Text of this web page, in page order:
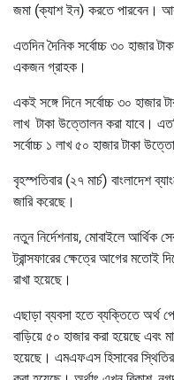
জমা (ক্যাশ ইন) করতে পারবেন। আর
এতদিন দৈনিক সর্বোচ্চ ৩০ হাজার
একজন গ্রাহক।
একই সঙ্গে দিনে সর্বোচ্চ ৩০
লাখ টাকা উত্তোলন করা যাবে।
সর্বোচ্চ ১ লাখ ৫০ হাজার টাকা
বৃহস্পতিবার (২৭ মার্চ) বাংলাদেশ
জারি করেছে।
নতুন নির্দেশনায়, মোবাইলে আর্থিক
ট্রান্সফারের ক্ষেত্রে আগের মতোই
রাখা হয়েছে।
এছাড়া ব্যবসা হতে ব্যক্তিতে অর্থ
বাড়িয়ে ৫০ হাজার করা হয়েছে এবং
হয়েছে। এমএফএস হিসাবের স্থিতির